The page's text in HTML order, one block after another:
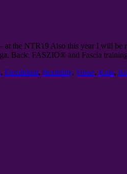
the NTR19 Also this year I will
Back, FASZIO® and Fascia
, Flexibilität, flexibility, Füsse, Knie,